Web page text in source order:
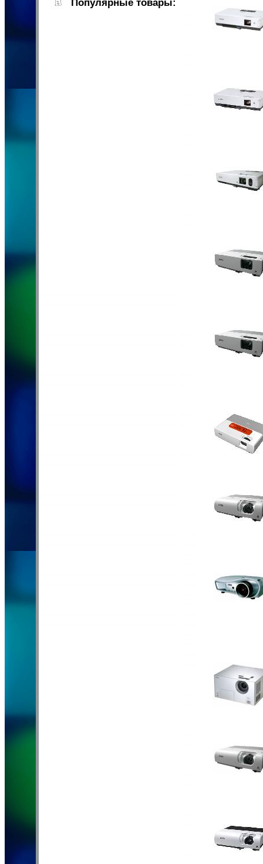
Популярные товары: